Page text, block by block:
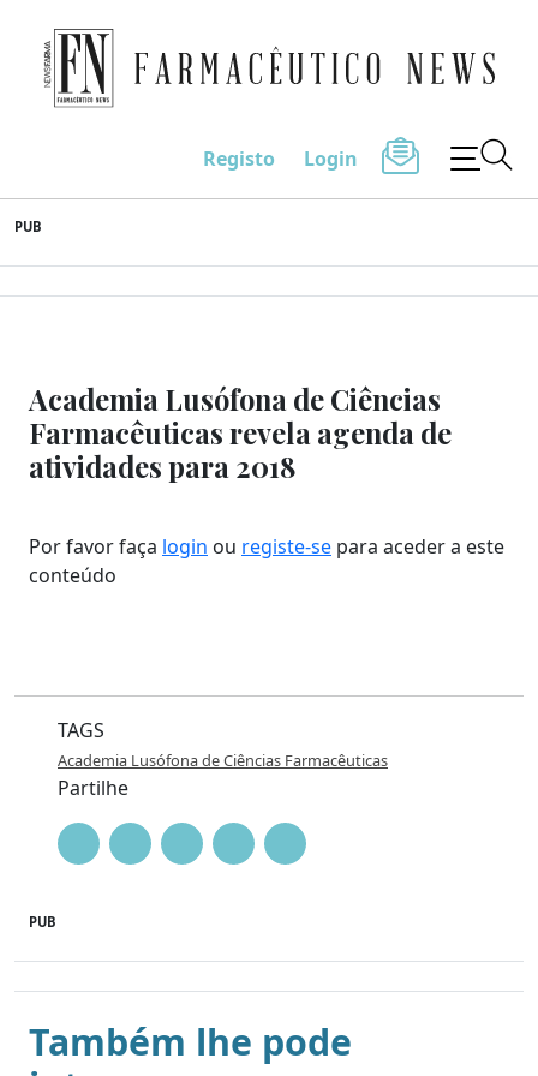
to
content
Farmacêutico News
Registo Login
PUB
Academia Lusófona de Ciências
Farmacêuticas revela agenda de
atividades para 2018
Por favor faça login ou registe-se para aceder a este
conteúdo
TAGS
Academia Lusófona de Ciências Farmacêuticas
Partilhe
PUB
Também lhe pode